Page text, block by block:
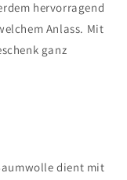
hervorragend
Anlass. Mit
ganz
dient mit